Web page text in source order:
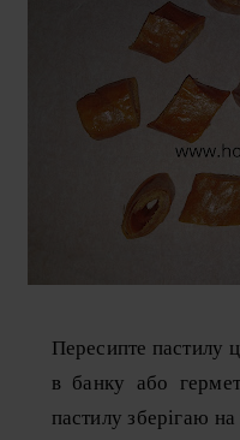
Пересипте пастилу
в банку або
пастилу зберігаю